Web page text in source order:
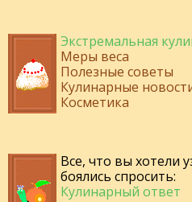
Экстремальная
Меры веса
Полезные советы
Кулинарные
Косметика
Все, что вы хотели
боялись спросить:
Кулинарный ответ